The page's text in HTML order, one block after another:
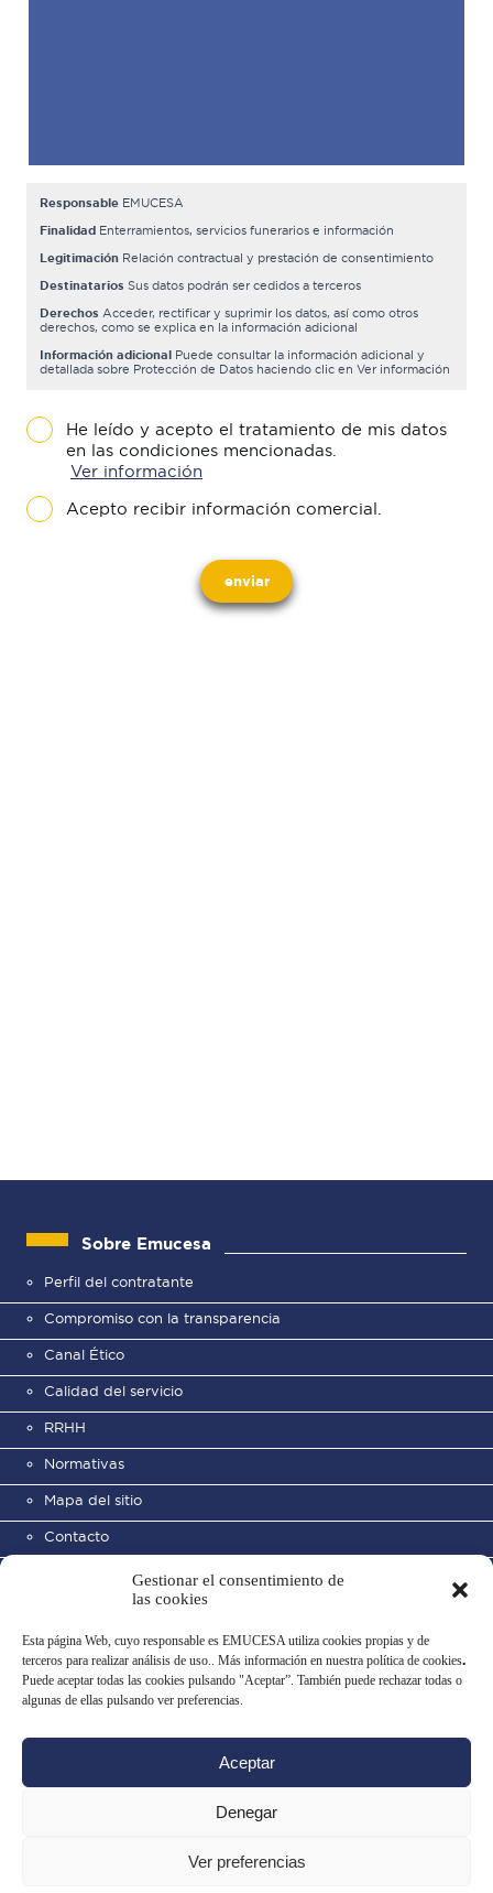
Gestionar el consentimiento de
las cookies
Esta página Web, cuyo responsable es EMUCESA utiliza cookies propias y de
terceros para realizar análisis de uso.. Más información en nuestra política de cookies.
Puede aceptar todas las cookies pulsando "Aceptar”. También puede rechazar todas o
algunas de ellas pulsando ver preferencias.
Aceptar
Denegar
Ver preferencias
Responsable EMUCESA
Finalidad Enterramientos, servicios funerarios e información
Legitimación Relación contractual y prestación de consentimiento
Destinatarios Sus datos podrán ser cedidos a terceros
Derechos Acceder, rectificar y suprimir los datos, así como otros
derechos, como se explica en la información adicional
Información adicional Puede consultar la información adicional y
detallada sobre Protección de Datos haciendo clic en Ver información
He leído y acepto el tratamiento de mis datos
en las condiciones mencionadas.
Ver información
Acepto recibir información comercial.
enviar
Cementerio Municipal de San
José
Sobre Emucesa
Perfil del contratante
Compromiso con la transparencia
Canal Ético
Calidad del servicio
RRHH
Normativas
Mapa del sitio
Contacto